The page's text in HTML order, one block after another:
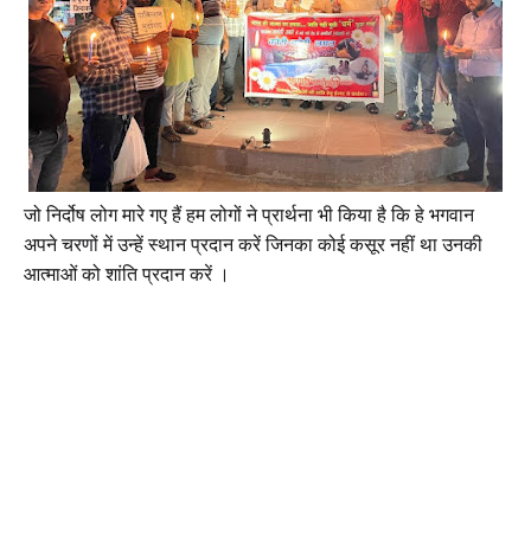
जो निर्दोष लोग मारे गए हैं हम लोगों ने प्रार्थना भी किया है कि हे भगवान
अपने चरणों में उन्हें स्थान प्रदान करें जिनका कोई कसूर नहीं था उनकी
आत्माओं को शांति प्रदान करें ।